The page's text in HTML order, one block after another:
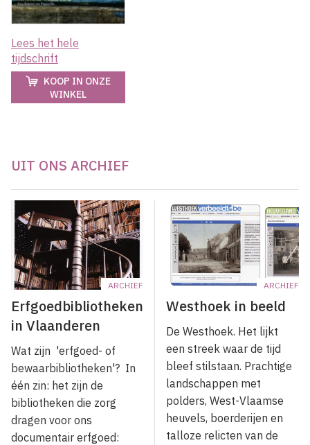
Lees het hele
tijdschrift
KOOP IN ONZE
WINKEL
UIT ONS ARCHIEF
ARCHIEF
Erfgoedbibliotheken
in Vlaanderen
Wat zijn 'erfgoed- of
bewaarbibliotheken'? In
één zin: het zijn de
bibliotheken die zorg
dragen voor ons
documentair erfgoed:
ARCHIEF
Westhoek in beeld
De Westhoek. Het lijkt
een streek waar de tijd
bleef stilstaan. Prachtige
landschappen met
polders, West-Vlaamse
heuvels, boerderijen en
talloze relicten van de